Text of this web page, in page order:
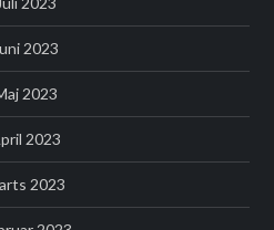
2023
2023
2023
2023